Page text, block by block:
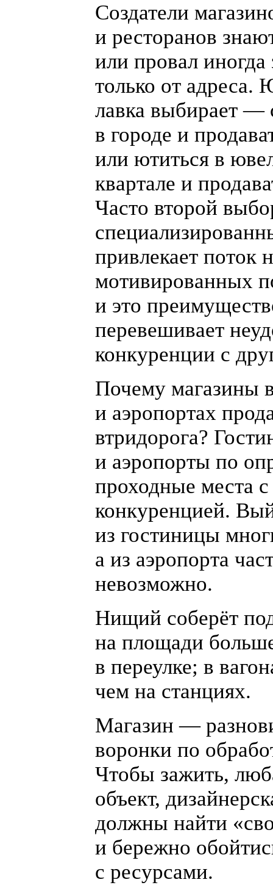
Создатели
и ресторанов
или провал иногда
только от адреса.
лавка выбирает —
в городе и
или ютиться в
квартале и
Часто второй
привлекает поток
мотивированных
и это
перевешивает
конкуренции с
Почему магазины
и аэропортах
втридорога?
и аэропорты по
проходные места
конкуренцией.
из гостиницы
а из аэропорта
невозможно.
Нищий соберёт
на площади
в переулке; в
чем на станциях.
Магазин —
воронки по
Чтобы зажить,
объект,
должны найти «
и бережно
с ресурсами.